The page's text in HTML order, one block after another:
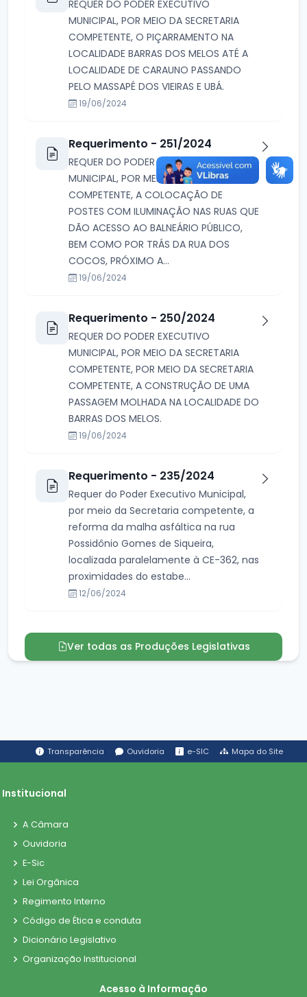
REQUER DO PODER EXECUTIVO
MUNICIPAL, POR MEIO DA SECRETARIA
COMPETENTE, O PIÇARRAMENTO NA
LOCALIDADE BARRAS DOS MELOS ATÉ A
LOCALIDADE DE CARAUNO PASSANDO
PELO MASSAPÉ DOS VIEIRAS E UBÁ.
19/06/2024
Requerimento - 251/2024
REQUER DO PODER EXECUTIVO
MUNICIPAL, POR MEIO DA SECRETARIA
COMPETENTE, A COLOCAÇÃO DE
POSTES COM ILUMINAÇÃO NAS RUAS QUE
DÃO ACESSO AO BALNEÁRIO PÚBLICO,
BEM COMO POR TRÁS DA RUA DOS
COCOS, PRÓXIMO A...
19/06/2024
Requerimento - 250/2024
REQUER DO PODER EXECUTIVO
MUNICIPAL, POR MEIO DA SECRETARIA
COMPETENTE, POR MEIO DA SECRETARIA
COMPETENTE, A CONSTRUÇÃO DE UMA
PASSAGEM MOLHADA NA LOCALIDADE DO
BARRAS DOS MELOS.
19/06/2024
Requerimento - 235/2024
Requer do Poder Executivo Municipal,
por meio da Secretaria competente, a
reforma da malha asfáltica na rua
Possidônio Gomes de Siqueira,
localizada paralelamente à CE-362, nas
proximidades do estabe...
12/06/2024
Ver todas as Produções Legislativas
Transparência Ouvidoria e-SIC Mapa do Site
Institucional
A Câmara
Ouvidoria
E-Sic
Lei Orgânica
Regimento Interno
Código de Ética e conduta
Dicionário Legislativo
Organização Institucional
Acesso à Informação